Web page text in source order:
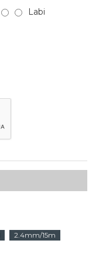
Labi
2.4mm/15m